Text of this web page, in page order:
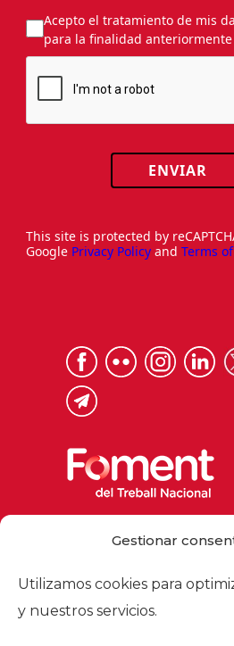
Gestionar
Utilizamos cookies para
y nuestros servicios.
Acepto el tratamiento de mis
para la finalidad
ENVIAR
This site is protected by
Google Privacy Policy and Terms
foment@foment.com